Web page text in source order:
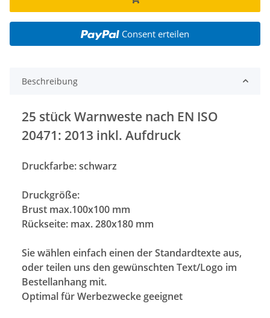
Consent erteilen
Beschreibung
25 stück Warnweste nach EN ISO
20471: 2013 inkl. Aufdruck
Druckfarbe: schwarz
Druckgröße:
Brust max.100x100 mm
Rückseite: max. 280x180 mm
Sie wählen einfach einen der Standardtexte aus,
oder teilen uns den gewünschten Text/Logo im
Bestellanhang mit.
Optimal für Werbezwecke geeignet